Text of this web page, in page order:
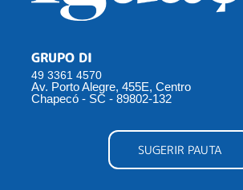
GRUPO DI
49 3361 4570
Av. Porto Alegre, 455E, Centro
Chapecó - SC - 89802-132
SUGERIR PAUTA